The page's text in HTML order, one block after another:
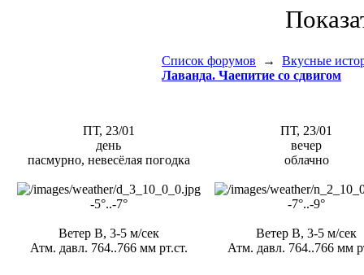
Список форумов → Вкусные
Лаванда. Чаепитие со сдвигом
ПТ, 23/01
день
пасмурно, невесёлая погодка
-5°..-7°
Ветер В, 3-5 м/сек
Атм. давл. 764..766 мм рт.ст.
ПТ, 23/01
вечер
облачно
-7°..-9°
Ветер В, 3-5 м/сек
Атм. давл. 764..766 мм